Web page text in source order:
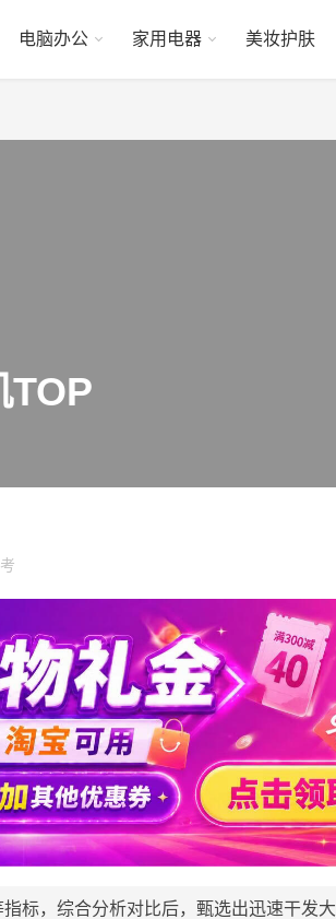
电脑办公 家用电器 美妆护肤
TOP
标，综合分析对比后，甄选出迅速干发